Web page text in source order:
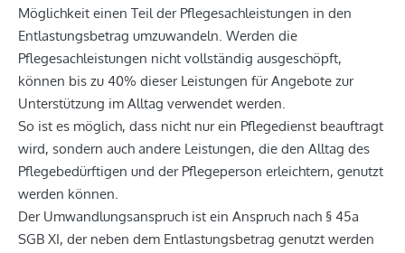
Möglichkeit einen Teil der Pflegesachleistungen in den
Entlastungsbetrag umzuwandeln. Werden die
Pflegesachleistungen nicht vollständig ausgeschöpft,
können bis zu 40% dieser Leistungen für Angebote zur
Unterstützung im Alltag verwendet werden.
So ist es möglich, dass nicht nur ein Pflegedienst beauftragt
wird, sondern auch andere Leistungen, die den Alltag des
Pflegebedürftigen und der Pflegeperson erleichtern, genutzt
werden können.
Der Umwandlungsanspruch ist ein Anspruch nach § 45a
SGB XI, der neben dem Entlastungsbetrag genutzt werden